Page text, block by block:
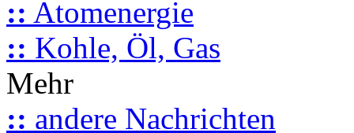
:: Atomenergie
:: Kohle, Öl, Gas
Mehr
:: andere Nachrichten